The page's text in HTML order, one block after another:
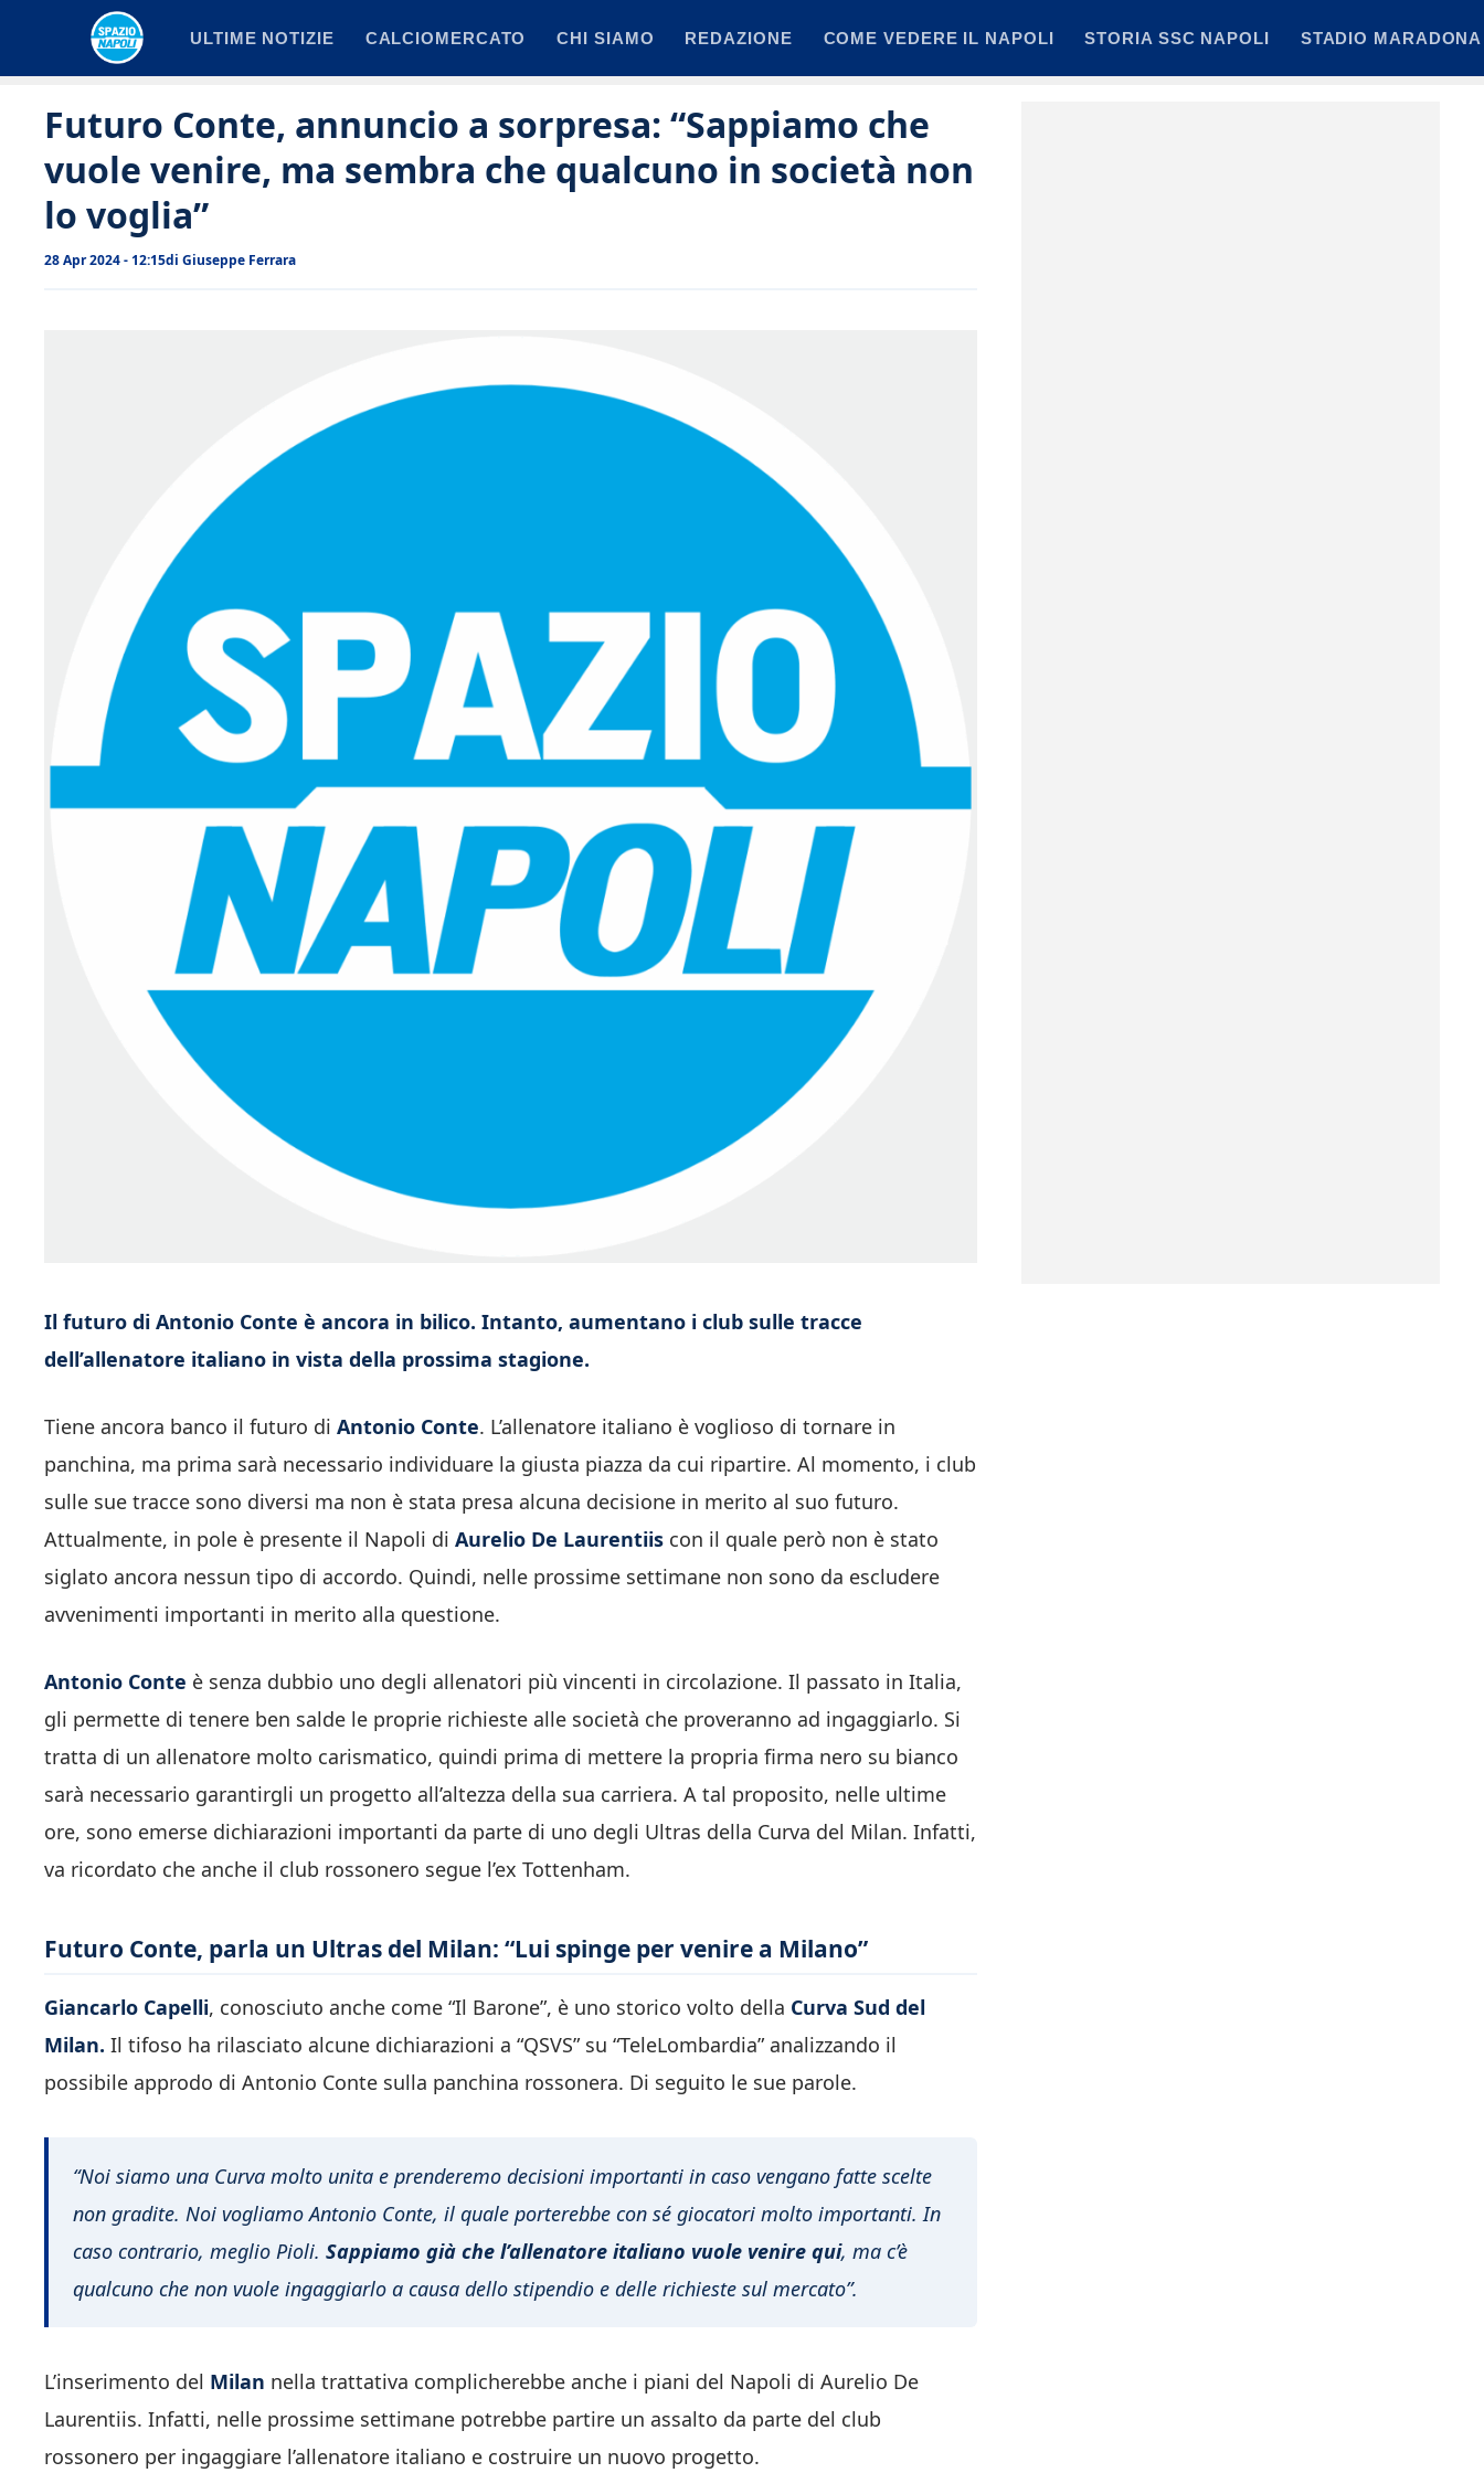
ULTIME NOTIZIE CALCIOMERCATO CHI SIAMO REDAZIONE COME VEDERE IL NAPOLI STORIA SSC NAPOLI STADIO MARADONA
Futuro Conte, annuncio a sorpresa: “Sappiamo che
vuole venire, ma sembra che qualcuno in società non
lo voglia”
28 Apr 2024 - 12:15di Giuseppe Ferrara
Il futuro di Antonio Conte è ancora in bilico. Intanto, aumentano i club sulle tracce
dell’allenatore italiano in vista della prossima stagione.
Tiene ancora banco il futuro di Antonio Conte. L’allenatore italiano è voglioso di tornare in
panchina, ma prima sarà necessario individuare la giusta piazza da cui ripartire. Al momento, i club
sulle sue tracce sono diversi ma non è stata presa alcuna decisione in merito al suo futuro.
Attualmente, in pole è presente il Napoli di Aurelio De Laurentiis con il quale però non è stato
siglato ancora nessun tipo di accordo. Quindi, nelle prossime settimane non sono da escludere
avvenimenti importanti in merito alla questione.
Antonio Conte è senza dubbio uno degli allenatori più vincenti in circolazione. Il passato in Italia,
gli permette di tenere ben salde le proprie richieste alle società che proveranno ad ingaggiarlo. Si
tratta di un allenatore molto carismatico, quindi prima di mettere la propria firma nero su bianco
sarà necessario garantirgli un progetto all’altezza della sua carriera. A tal proposito, nelle ultime
ore, sono emerse dichiarazioni importanti da parte di uno degli Ultras della Curva del Milan. Infatti,
va ricordato che anche il club rossonero segue l’ex Tottenham.
Futuro Conte, parla un Ultras del Milan: “Lui spinge per venire a Milano”
Giancarlo Capelli, conosciuto anche come “Il Barone”, è uno storico volto della Curva Sud del
Milan. Il tifoso ha rilasciato alcune dichiarazioni a “QSVS” su “TeleLombardia” analizzando il
possibile approdo di Antonio Conte sulla panchina rossonera. Di seguito le sue parole.
“Noi siamo una Curva molto unita e prenderemo decisioni importanti in caso vengano fatte scelte
non gradite. Noi vogliamo Antonio Conte, il quale porterebbe con sé giocatori molto importanti. In
caso contrario, meglio Pioli. Sappiamo già che l’allenatore italiano vuole venire qui, ma c’è
qualcuno che non vuole ingaggiarlo a causa dello stipendio e delle richieste sul mercato”.
L’inserimento del Milan nella trattativa complicherebbe anche i piani del Napoli di Aurelio De
Laurentiis. Infatti, nelle prossime settimane potrebbe partire un assalto da parte del club
rossonero per ingaggiare l’allenatore italiano e costruire un nuovo progetto.